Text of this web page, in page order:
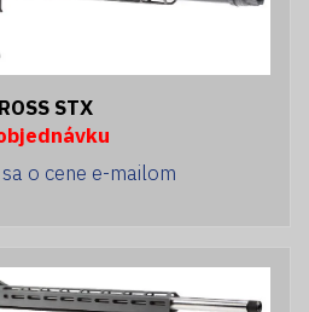
STX
o cene e-mailom